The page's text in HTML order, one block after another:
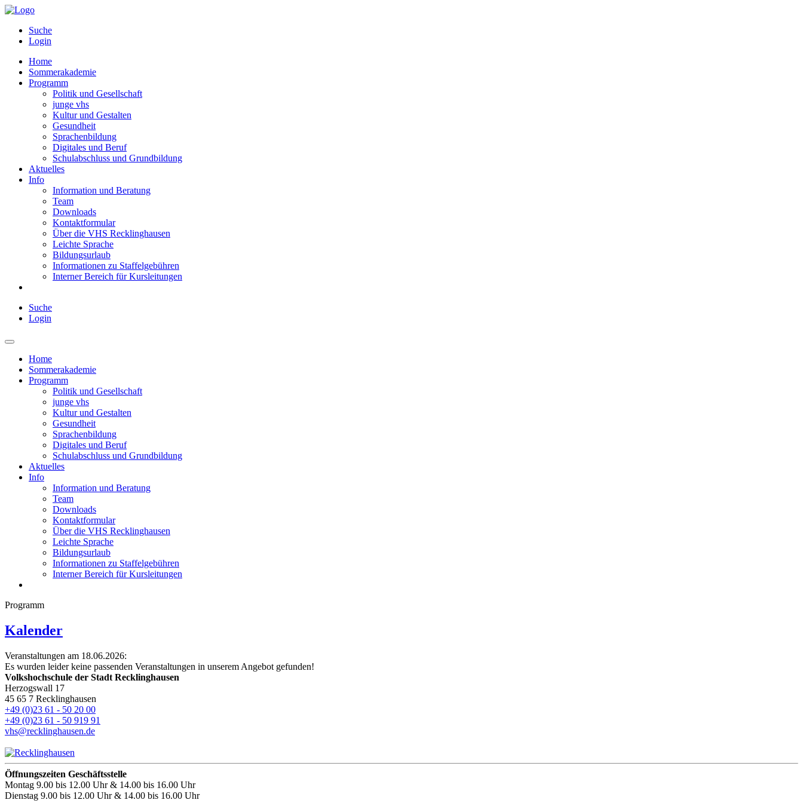
Suche
Login
Home
Sommerakademie
Programm
Politik und Gesellschaft
junge vhs
Kultur und Gestalten
Gesundheit
Sprachenbildung
Digitales und Beruf
Schulabschluss und Grundbildung
Aktuelles
Info
Information und Beratung
Team
Downloads
Kontaktformular
Über die VHS Recklinghausen
Leichte Sprache
Bildungsurlaub
Informationen zu Staffelgebühren
Interner Bereich für Kursleitungen
Suche
Login
Home
Sommerakademie
Programm
Politik und Gesellschaft
junge vhs
Kultur und Gestalten
Gesundheit
Sprachenbildung
Digitales und Beruf
Schulabschluss und Grundbildung
Aktuelles
Info
Information und Beratung
Team
Downloads
Kontaktformular
Über die VHS Recklinghausen
Leichte Sprache
Bildungsurlaub
Informationen zu Staffelgebühren
Interner Bereich für Kursleitungen
Programm
Kalender
Veranstaltungen am 18.06.2026:
Es wurden leider keine passenden Veranstaltungen in unserem Angebot gefunden!
Volkshochschule der Stadt Recklinghausen
Herzogswall 17
45 65 7 Recklinghausen
+49 (0)23 61 - 50 20 00
+49 (0)23 61 - 50 919 91
vhs@recklinghausen.de
Öffnungszeiten Geschäftsstelle
Montag 9.00 bis 12.00 Uhr & 14.00 bis 16.00 Uhr
Dienstag 9.00 bis 12.00 Uhr & 14.00 bis 16.00 Uhr